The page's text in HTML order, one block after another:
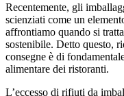
Recentemente, gli
scienziati come un
affrontiamo quando si
sostenibile. Detto questo,
consegne è di
alimentare dei ristoranti.
L’eccesso di rifiuti da